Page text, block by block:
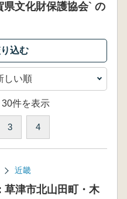
文化財保護協会` の
件を表示
3 4
近畿
草津市北山田町・木